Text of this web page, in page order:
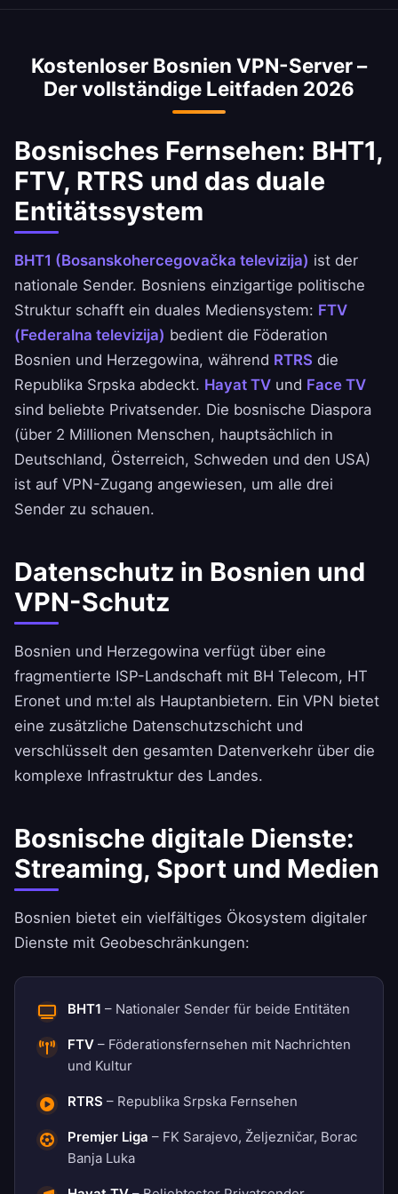
Sarajevo und den Großstädten.
FTV (Föderation) und RTRS (Republika Srpska)
Vollständiger Zugang zur gesamten
Medienlandschaft Bosnien und Herzegowinas.
Kostenloser Bosnien VPN-Server –
Der vollständige Leitfaden 2026
Bosnisches Fernsehen: BHT1,
FTV, RTRS und das duale
Entitätssystem
BHT1 (Bosanskohercegovačka televizija) ist der
nationale Sender. Bosniens einzigartige politische
Struktur schafft ein duales Mediensystem: FTV
(Federalna televizija) bedient die Föderation
Bosnien und Herzegowina, während RTRS die
Republika Srpska abdeckt. Hayat TV und Face TV
sind beliebte Privatsender. Die bosnische Diaspora
(über 2 Millionen Menschen, hauptsächlich in
Deutschland, Österreich, Schweden und den USA)
ist auf VPN-Zugang angewiesen, um alle drei
Sender zu schauen.
Datenschutz in Bosnien und
VPN-Schutz
Bosnien und Herzegowina verfügt über eine
fragmentierte ISP-Landschaft mit BH Telecom, HT
Eronet und m:tel als Hauptanbietern. Ein VPN bietet
eine zusätzliche Datenschutzschicht und
verschlüsselt den gesamten Datenverkehr über die
komplexe Infrastruktur des Landes.
Bosnische digitale Dienste:
Streaming, Sport und Medien
Bosnien bietet ein vielfältiges Ökosystem digitaler
Dienste mit Geobeschränkungen:
BHT1 – Nationaler Sender für beide Entitäten
FTV – Föderationsfernsehen mit Nachrichten
und Kultur
RTRS – Republika Srpska Fernsehen
Premjer Liga – FK Sarajevo, Željezničar, Borac
Banja Luka